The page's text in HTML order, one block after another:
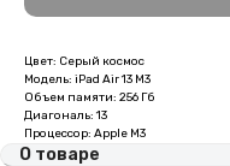
Цвет: Серый космос
Модель: iPad Air 13 M3
Объем памяти: 256 Гб
Диагональ: 13
Процессор: Apple M3
О товаре